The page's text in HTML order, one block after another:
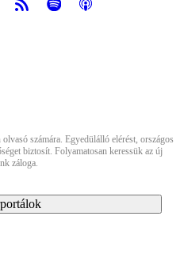
számára. Egyedülálló elérést, országos
biztosít. Folyamatosan keressük az új
záloga.